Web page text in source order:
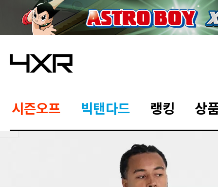
시즌오프 빅탠다드 랭킹 상